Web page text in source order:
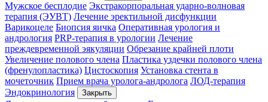
Мужское бесплодие Экстракорпоральная ударно-волновая
терапия (ЭУВТ) Лечение эректильной дисфункции
Варикоцеле Биопсия яичка Оперативная урология и
андрология PRP-терапия в урологии Лечение
преждевременной эякуляции Обрезание крайней плоти
Увеличение полового члена Пластика уздечки полового члена
(френулопластика) Цистоскопия Установка стента в
мочеточник Прием врача уролога-андролога ЛОД-терапия
Эндокринология
Закрыть